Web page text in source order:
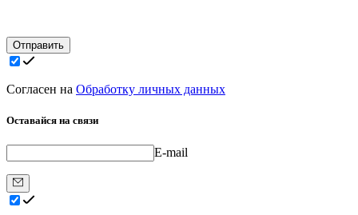
Отправить
Согласен на Обработку личных данных
Оставайся на связи
E-mail